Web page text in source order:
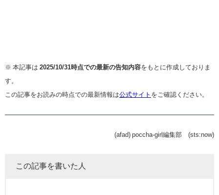
※ 本記事は 2025/10/31時点での最新の告知内容をもとに作成しておりま
す。
この記事をお読みの時点での最新情報は公式サイト をご確認ください。
(afad) poccha-girl編集部 (sts:now)
この記事を書いた人